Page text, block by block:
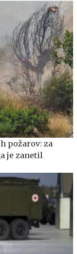
požarov: za
je zanetil